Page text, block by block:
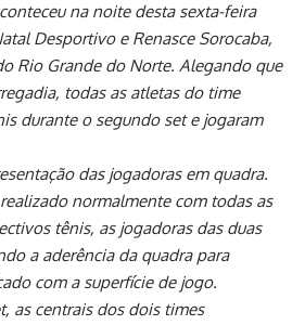
na noite desta sexta-feira
Desportivo e Renasce Sorocaba,
Rio Grande do Norte. Alegando que
todas as atletas do time
durante o segundo set e jogaram
das jogadoras em quadra.
normalmente com todas as
tênis, as jogadoras das duas
a aderência da quadra para
com a superfície de jogo.
as centrais dos dois times